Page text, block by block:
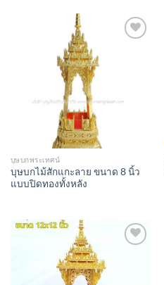
บุษบกพระเทศน์
บุษบกไม้สักแกะลาย ขนาด 8 นิ้ว
แบบปิดทองทั้งหลัง